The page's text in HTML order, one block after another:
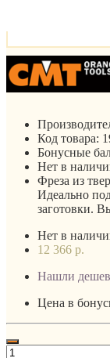
Код товара:
Бонусные
Нет в
Фреза из
Идеально
заготовки.
Нет в
12 366 р.
Нашли
Цена в